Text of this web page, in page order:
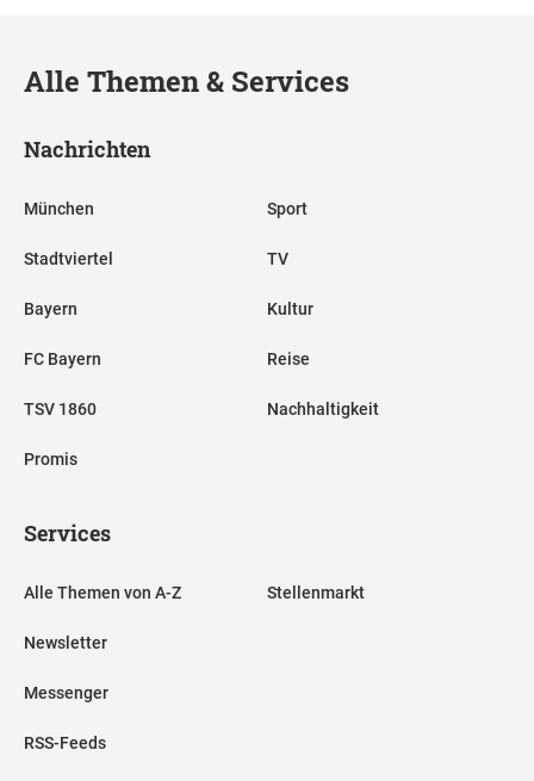
Alle Themen & Services
Nachrichten
München
Stadtviertel
Bayern
FC Bayern
TSV 1860
Promis
Sport
TV
Kultur
Reise
Nachhaltigkeit
Services
Alle Themen von A-Z
Newsletter
Messenger
RSS-Feeds
Stellenmarkt